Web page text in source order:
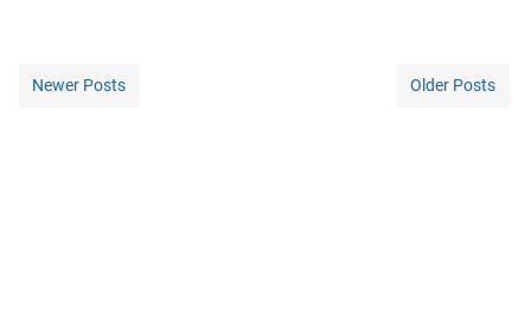
Newer Posts Older Posts